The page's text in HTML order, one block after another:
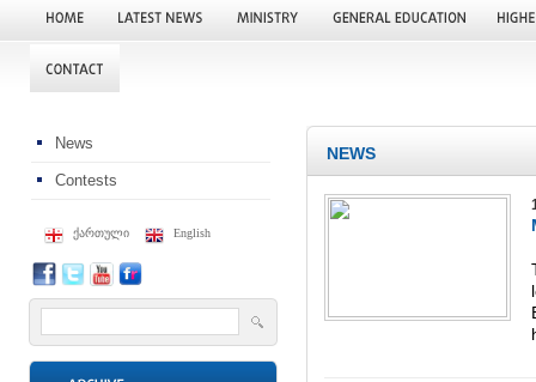
News
Contests
ქართული English
NEWS